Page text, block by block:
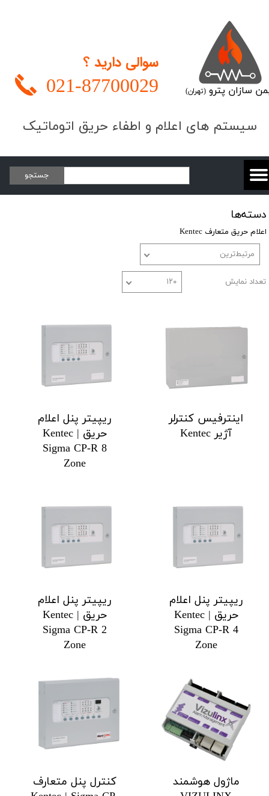
​​​سیستم های اعلام و اطفاء حریق اتوماتیک
سازان پترو(تهران)
سوالی دارید ؟
021-87700029
جستجو
دسته‌ها
اعلام حریق متعارف Kentec
مرتبط‌ترین
تعداد نمایش ۱۲۰
اینترفیس کنترلر
آژیر Kentec
ریپیتر پنل اعلام
حریق Kentec |
Sigma CP-R 8
Zone
ریپیتر پنل اعلام
حریق Kentec |
Sigma CP-R 4
Zone
ریپیتر پنل اعلام
حریق Kentec |
Sigma CP-R 2
Zone
ماژول هوشمند
کنترل پنل متعارف